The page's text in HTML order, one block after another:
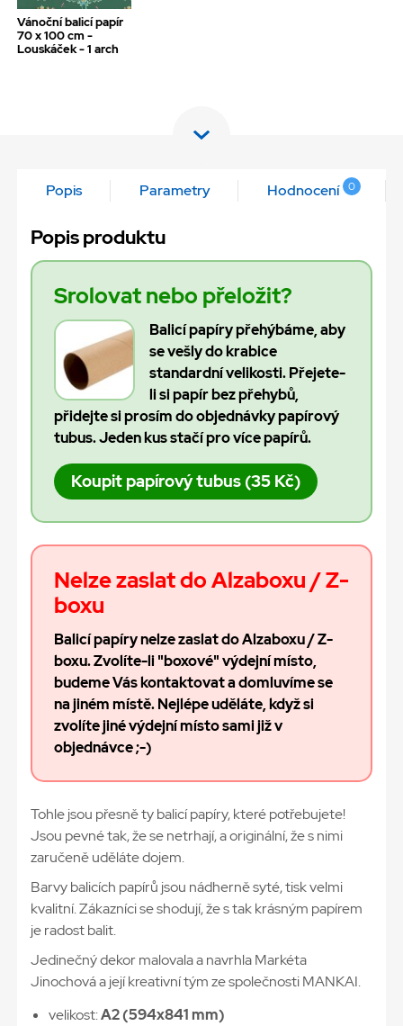
Vánoční balicí papír
70 x 100 cm -
Louskáček - 1 arch
Popis Parametry Hodnocení 0
Popis produktu
Srolovat nebo přeložit?
Balicí papíry přehýbáme, aby
se vešly do krabice
standardní velikosti. Přejete-
li si papír bez přehybů,
přidejte si prosím do objednávky papírový
tubus. Jeden kus stačí pro více papírů.
Koupit papírový tubus (35 Kč)
Nelze zaslat do Alzaboxu / Z-
boxu
Balicí papíry nelze zaslat do Alzaboxu / Z-
boxu. Zvolíte-li "boxové" výdejní místo,
budeme Vás kontaktovat a domluvíme se
na jiném místě. Nejlépe uděláte, když si
zvolíte jiné výdejní místo sami již v
objednávce ;-)
Tohle jsou přesně ty balicí papíry, které potřebujete!
Jsou pevné tak, že se netrhají, a originální, že s nimi
zaručeně uděláte dojem.
Barvy balicích papírů jsou nádherně syté, tisk velmi
kvalitní. Zákazníci se shodují, že s tak krásným papírem
je radost balit.
Jedinečný dekor malovala a navrhla Markéta
Jinochová a její kreativní tým ze společnosti MANKAI.
velikost:A2 (594x841 mm)